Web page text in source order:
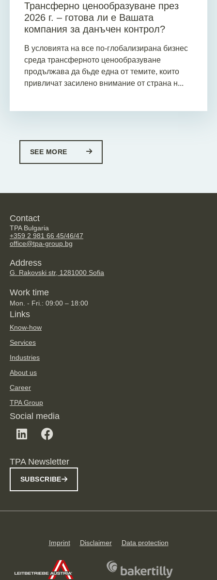
Трансферно ценообразуване през
2026 г. – готова ли е Вашата
компания за данъчен контрол?
В условията на все по-глобализирана бизнес
среда трансферното ценообразуване
продължава да бъде една от темите, които
привличат засилено внимание от страна н...
SEE MORE
Contact
TPA Bulgaria
+359 2 981 66 45/46/47
office@tpa-group.bg
Address
G. Rakovski str, 1281000 Sofia
Work time
Mon. - Fri.: 09:00 – 18:00
Links
Know-how
Services
Industries
About us
Career
TPA Group
Social media
TPA Newsletter
SUBSCRIBE
Imprint Disclaimer Data protection